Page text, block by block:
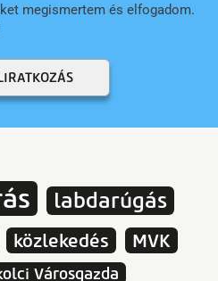
megismertem és elfogadom.
labdarúgás
közlekedés MVK
Városgazda